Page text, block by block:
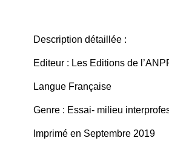
Description détaillée :
Editeur : Les Editions de
Langue Française
Genre : Essai- milieu
Imprimé en Septembre 2019